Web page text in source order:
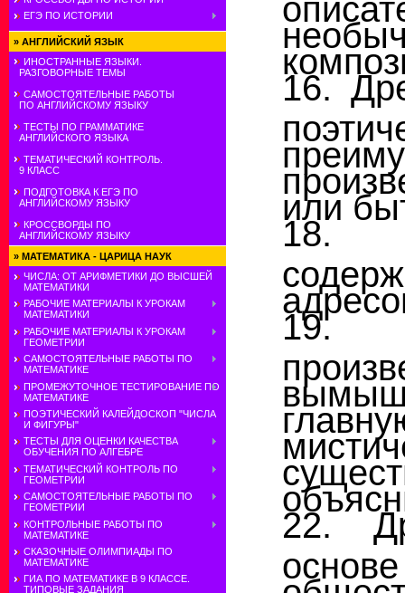
ЕГЭ ПО ИСТОРИИ
» АНГЛИЙСКИЙ ЯЗЫК
ИНОСТРАННЫЕ ЯЗЫКИ.
РАЗГОВОРНЫЕ ТЕМЫ
САМОСТОЯТЕЛЬНЫЕ РАБОТЫ
ПО АНГЛИЙСКОМУ ЯЗЫКУ
ТЕСТЫ ПО ГРАММАТИКЕ
АНГЛИЙСКОГО ЯЗЫКА
ТЕМАТИЧЕСКИЙ КОНТРОЛЬ.
9 КЛАСС
ПОДГОТОВКА К ЕГЭ ПО
АНГЛИЙСКОМУ ЯЗЫКУ
КРОССВОРДЫ ПО
АНГЛИЙСКОМУ ЯЗЫКУ
» МАТЕМАТИКА - ЦАРИЦА НАУК
ЧИСЛА: ОТ АРИФМЕТИКИ ДО ВЫСШЕЙ
МАТЕМАТИКИ
РАБОЧИЕ МАТЕРИАЛЫ К УРОКАМ
МАТЕМАТИКИ
РАБОЧИЕ МАТЕРИАЛЫ К УРОКАМ
ГЕОМЕТРИИ
САМОСТОЯТЕЛЬНЫЕ РАБОТЫ ПО
МАТЕМАТИКЕ
ПРОМЕЖУТОЧНОЕ ТЕСТИРОВАНИЕ ПО
МАТЕМАТИКЕ
ПОЭТИЧЕСКИЙ КАЛЕЙДОСКОП "ЧИСЛА
И ФИГУРЫ"
ТЕСТЫ ДЛЯ ОЦЕНКИ КАЧЕСТВА
ОБУЧЕНИЯ ПО АЛГЕБРЕ
ТЕМАТИЧЕСКИЙ КОНТРОЛЬ ПО
ГЕОМЕТРИИ
САМОСТОЯТЕЛЬНЫЕ РАБОТЫ ПО
ГЕОМЕТРИИ
КОНТРОЛЬНЫЕ РАБОТЫ ПО
МАТЕМАТИКЕ
СКАЗОЧНЫЕ ОЛИМПИАДЫ ПО
МАТЕМАТИКЕ
ГИА ПО МАТЕМАТИКЕ В 9 КЛАССЕ.
ТИПОВЫЕ ЗАДАНИЯ
16.
или
18.
19.
22.